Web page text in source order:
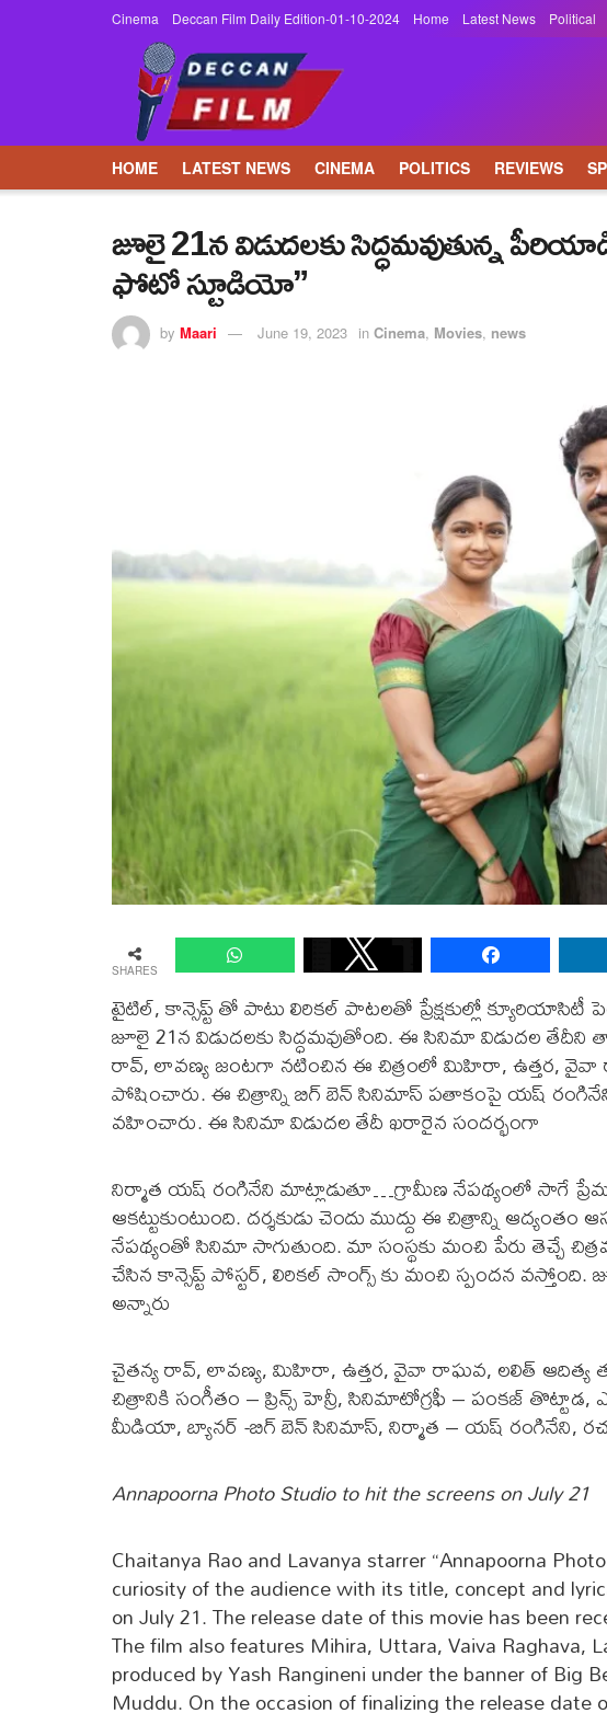
Cinema Deccan Film Daily Edition-01-10-2024 Home Latest News Political
HOME LATEST NEWS CINEMA POLITICS REVIEWS
జూలై 21న విడుదలకు సిద్ధమవుతున్న
ఫోటో స్టూడియో”
by Maari June 19, 2023 in Cinema, Movies, news
SHARES
టైటిల్, కాన్సెప్ట్ తో పాటు లిరికల్ పాటలతో ప్రేక్షకుల్లో
జూలై 21న విడుదలకు సిద్ధమవుతోంది. ఈ సినిమా విడుదల తేదీని
రావ్, లావణ్య జంటగా నటించిన ఈ చిత్రంలో మిహిరా, ఉత్తర, వైవా
పోషించారు. ఈ చిత్రాన్ని బిగ్ బెన్ సినిమాస్ పతాకంపై యష్ రంగినేని
వహించారు. ఈ సినిమా విడుదల తేదీ ఖరారైన సందర్భంగా
నిర్మాత యష్ రంగినేని మాట్లాడుతూ…గ్రామీణ నేపథ్యంలో సాగే
ఆకట్టుకుంటుంది. దర్శకుడు చెందు ముద్దు ఈ చిత్రాన్ని
నేపథ్యంతో సినిమా సాగుతుంది. మా సంస్థకు మంచి పేరు తెచ్చే
చేసిన కాన్సెప్ట్ పోస్టర్, లిరికల్ సాంగ్స్ కు మంచి స్పందన
అన్నారు
చైతన్య రావ్, లావణ్య, మిహిరా, ఉత్తర, వైవా రాఘవ, లలిత్ ఆదిత్య
చిత్రానికి సంగీతం – ప్రిన్స్ హెన్రీ, సినిమాటోగ్రఫీ – పంకజ్ తొట్టాడ,
మీడియా, బ్యానర్ -బిగ్ బెన్ సినిమాస్, నిర్మాత – యష్ రంగినేని, రచన
Annapoorna Photo Studio to hit the screens on July 21
Chaitanya Rao and Lavanya starrer “Annapoorna
curiosity of the audience with its title, concept and
on July 21. The release date of this movie has been
The film also features Mihira, Uttara, Vaiva Raghava,
produced by Yash Rangineni under the banner of Big
Muddu. On the occasion of finalizing the release date